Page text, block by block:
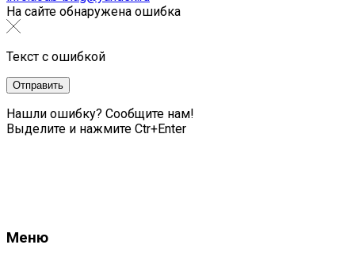
На сайте обнаружена ошибка
Текст с ошибкой
Нашли ошибку? Сообщите нам!
Выделите и нажмите Ctr+Enter
Меню